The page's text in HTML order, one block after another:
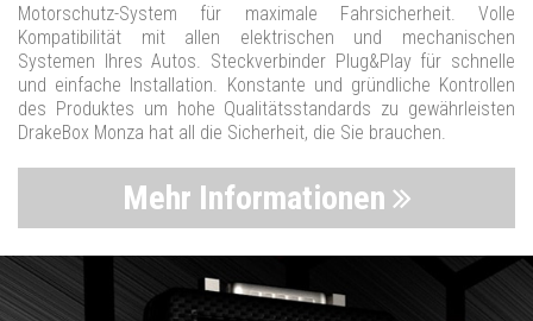
Motorschutz-System für maximale Fahrsicherheit. Volle
Kompatibilität mit allen elektrischen und mechanischen
Systemen Ihres Autos. Steckverbinder Plug&Play für schnelle
und einfache Installation. Konstante und gründliche Kontrollen
des Produktes um hohe Qualitätsstandards zu gewährleisten
DrakeBox Monza hat all die Sicherheit, die Sie brauchen.
Mehr Informationen